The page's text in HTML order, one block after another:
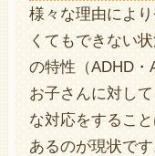
様々な理由によ
くてもできない
の特性（ADHD
お子さんに対し
な対応をするこ
あるのが現状です